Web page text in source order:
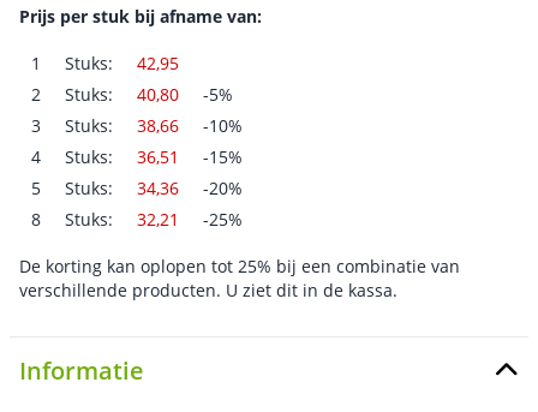
Prijs per stuk bij afname van:
1 Stuks:
42,95
2
Stuks: 40,80
-5%
3
Stuks: 38,66
-10%
4
Stuks: 36,51
-15%
5
Stuks: 34,36
-20%
8
Stuks: 32,21 -25%
De korting kan oplopen tot 25% bij een combinatie van
verschillende producten. U ziet dit in de kassa.
Informatie